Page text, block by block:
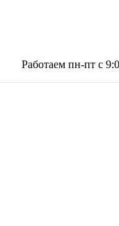
Работаем пн-пт с